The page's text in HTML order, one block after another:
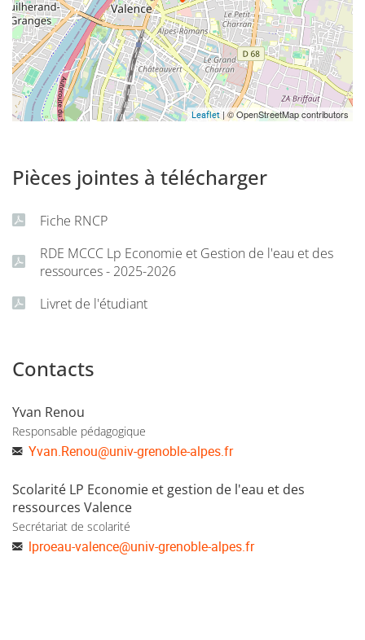
Leaflet | © OpenStreetMap contributors
Pièces jointes à télécharger
Fiche RNCP
RDE MCCC Lp Economie et Gestion de l'eau et des
ressources - 2025-2026
Livret de l'étudiant
Contacts
Yvan Renou
Responsable pédagogique
Yvan.Renou@univ-grenoble-alpes.fr
Scolarité LP Economie et gestion de l'eau et des
ressources Valence
Secrétariat de scolarité
lproeau-valence@univ-grenoble-alpes.fr